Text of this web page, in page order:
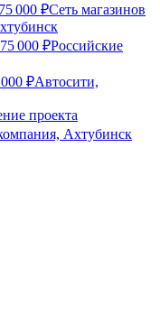
75 000 ₽Сеть магазинов
75 000 ₽Российские
₽Автосити,
проекта
Ахтубинск